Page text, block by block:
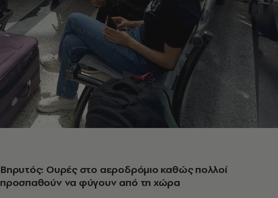
Βηρυτός: Ουρές στο αεροδρόμιο καθώς πολλοί
προσπαθούν να φύγουν από τη χώρα